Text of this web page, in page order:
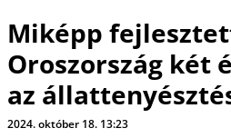
Miképp
Oroszország két
az
2024. október 18. 13:23